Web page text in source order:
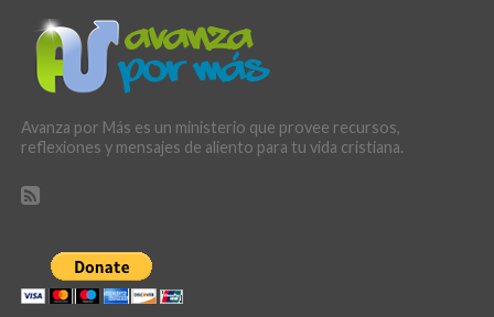
Avanza por Más es un ministerio que provee recursos,
reflexiones y mensajes de aliento para tu vida cristiana.